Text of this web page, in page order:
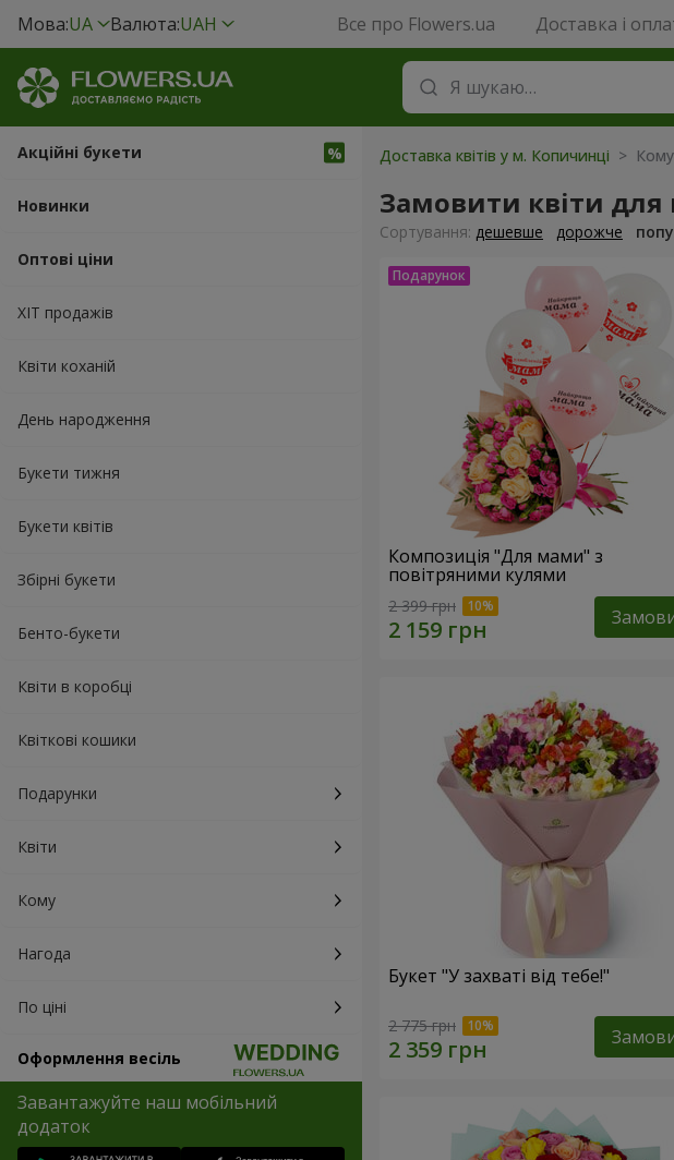
Мова:UA Валюта:UAH Все про Flowers.ua Доставка і
Акційні букети
Новинки
Оптові ціни
ХІТ продажів
Квіти коханій
День народження
Букети тижня
Букети квітів
Збірні букети
Бенто-букети
Квіти в коробці
Квіткові кошики
Подарунки
Квіти
Кому
Нагода
По ціні
Оформлення весіль
Завантажуйте наш мобільний
додаток
Доставка квітів у м. Копичинці >
Замовити квіти
Сортування: дешевше дорожче
Композиція "Для мами" з
повітряними кулями
2 399 грн
Букет "У захваті від тебе!"
2 775 грн